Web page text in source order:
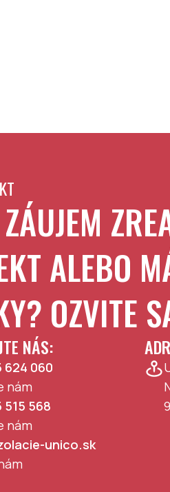
ALEBO
OZVITE
NÁS:
624 060
nám
515 568
nám
unico.sk